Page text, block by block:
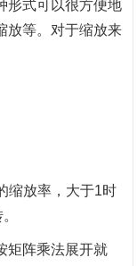
形式可以很方便地
放等。对于缩放来
缩放率，大于1时
矩阵乘法展开就